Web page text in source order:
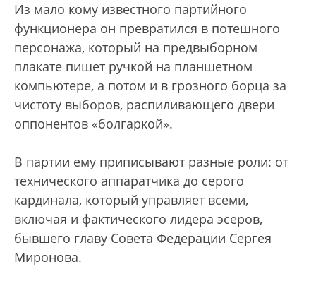
Из мало кому известного партийного
функционера он превратился в потешного
персонажа, который на предвыборном
плакате пишет ручкой на планшетном
компьютере, а потом и в грозного борца за
чистоту выборов, распиливающего двери
оппонентов «болгаркой».
В партии ему приписывают разные роли: от
технического аппаратчика до серого
кардинала, который управляет всеми,
включая и фактического лидера эсеров,
бывшего главу Совета Федерации Сергея
Миронова.